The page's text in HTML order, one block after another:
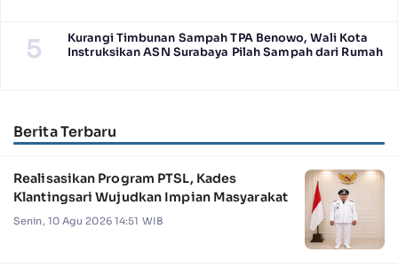
5
Kurangi Timbunan Sampah TPA Benowo, Wali Kota
Instruksikan ASN Surabaya Pilah Sampah dari Rumah
Berita Terbaru
Realisasikan Program PTSL, Kades
Klantingsari Wujudkan Impian Masyarakat
Senin, 10 Agu 2026 14:51 WIB